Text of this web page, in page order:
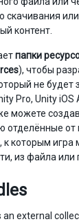
скачивания
контент.
папки
), чтобы
не будет
Pro, Unity
можете
отделённые от
которым игра
из файла или
an external